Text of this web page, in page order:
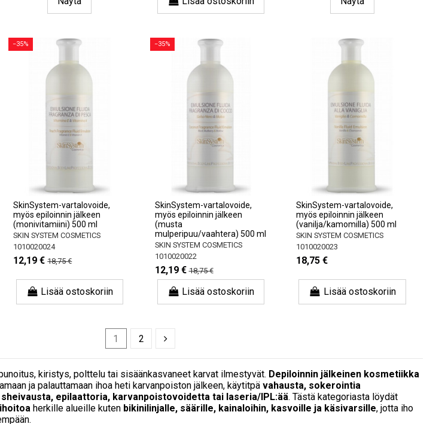
−35%
SkinSystem-vartalovoide,
myös epiloinnin jälkeen
(monivitamiini) 500 ml
SKIN SYSTEM COSMETICS
1010020024
12,19 € 18,75 €
Lisää ostoskoriin
−35%
SkinSystem-vartalovoide,
myös epiloinnin jälkeen
(musta
mulperipuu/vaahtera) 500 ml
SKIN SYSTEM COSMETICS
1010020022
12,19 € 18,75 €
Lisää ostoskoriin
SkinSystem-vartalovoide,
myös epiloinnin jälkeen
(vanilja/kamomilla) 500 ml
SKIN SYSTEM COSMETICS
1010020023
18,75 €
Lisää ostoskoriin
1 2
kiristys, polttelu tai sisäänkasvaneet karvat ilmestyvät. Depiloinnin jälkeinen kosmetiikka
ja palauttamaan ihoa heti karvanpoiston jälkeen, käytitpä vahausta, sokerointia
epilaattoria, karvanpoistovoidetta tai laseria/IPL:ää. Tästä kategoriasta löydät
herkille alueille kuten bikinilinjalle, säärille, kainaloihin, kasvoille ja käsivarsille, jotta iho